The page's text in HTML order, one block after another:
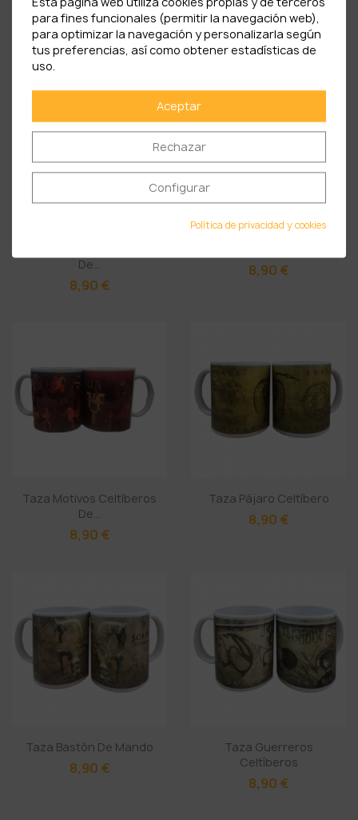
Monumentos...
8,90 €
De...
8,90 €
De...
8,90 €
8,90 €
Taza Motivos Celtíberos
De...
8,90 €
Taza Pájaro Celtíbero
8,90 €
Taza Bastón De Mando
8,90 €
Taza Guerreros
Celtíberos
8,90 €
para fines funcionales (permitir la navegación web),
para optimizar la navegación y personalizarla según
tus preferencias, así como obtener estadísticas de
uso.
Aceptar
Rechazar
Configurar
Política de privacidad y cookies